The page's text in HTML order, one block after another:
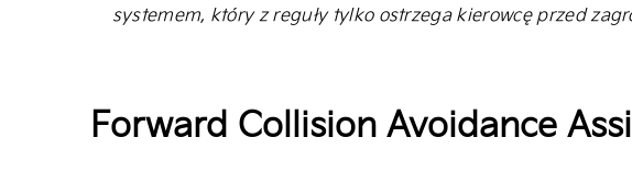
systemem, który z reguły tylko ostrzega kierowcę przed
Forward Collision Avoidance